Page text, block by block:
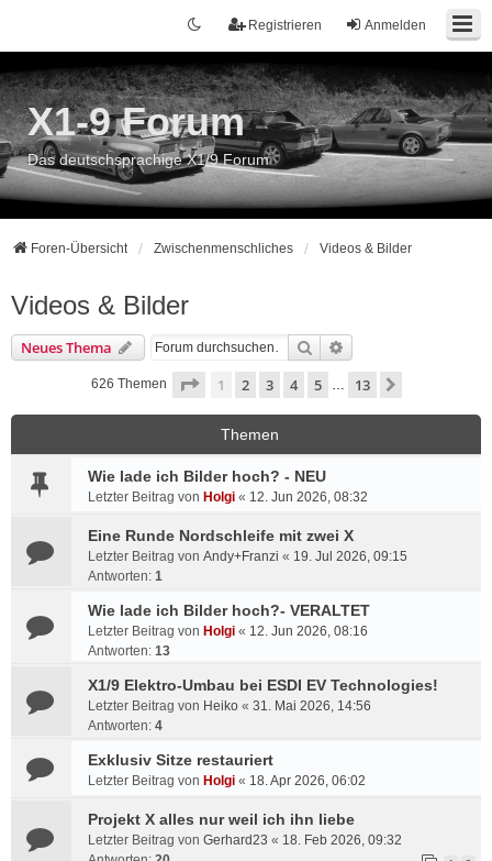
Anmelden
Registrieren
X1-9 Forum
Das deutschsprachige X1/9 Forum
Foren-Übersicht Zwischenmenschliches Videos & Bilder
Videos & Bilder
Neues Thema Suche
626 Themen Seite 1von 13
1 2 3 4 5 … 13
Themen
Wie lade ich Bilder hoch? - NEU
Letzter Beitrag von Holgi « 12. Jun 2026, 08:32
Eine Runde Nordschleife mit zwei X
Letzter Beitrag von Andy+Franzi « 19. Jul 2026, 09:15
Antworten: 1
Wie lade ich Bilder hoch?- VERALTET
Letzter Beitrag von Holgi « 12. Jun 2026, 08:16
Antworten: 13
X1/9 Elektro-Umbau bei ESDI EV Technologies!
Letzter Beitrag von Heiko « 31. Mai 2026, 14:56
Antworten: 4
Exklusiv Sitze restauriert
Letzter Beitrag von Holgi « 18. Apr 2026, 06:02
Projekt X alles nur weil ich ihn liebe
Letzter Beitrag von Gerhard23 « 18. Feb 2026, 09:32